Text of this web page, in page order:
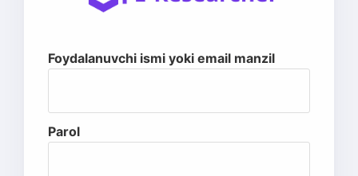
Foydalanuvchi ismi yoki email manzil
Parol